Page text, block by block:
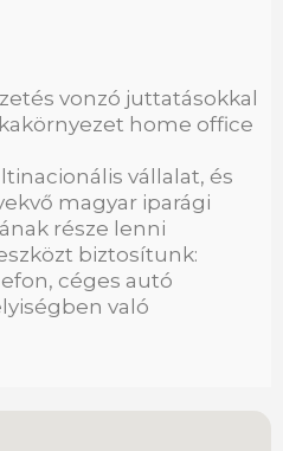
vonzó juttatásokkal
home office
vállalat, és
magyar iparági
része lenni
biztosítunk:
céges autó
való